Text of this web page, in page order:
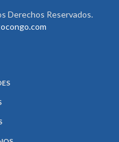
Derechos Reservados.